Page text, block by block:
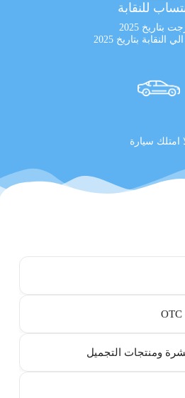
للنقابة
بتاريخ 2025
النقابة بتاريخ 2025
امتلك سيارة
ومنتجات التجميل